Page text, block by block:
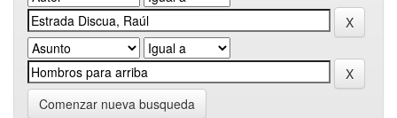
Comenzar nueva busqueda